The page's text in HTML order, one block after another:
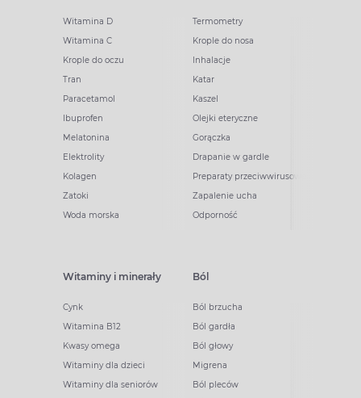
Witamina D
Witamina C
Krople do oczu
Tran
Paracetamol
Ibuprofen
Melatonina
Elektrolity
Kolagen
Zatoki
Woda morska
Termometry
Krople do nosa
Inhalacje
Katar
Kaszel
Olejki eteryczne
Gorączka
Drapanie w gardle
Preparaty przeciwwirusowe
Zapalenie ucha
Odporność
Witaminy i minerały
Cynk
Witamina B12
Kwasy omega
Witaminy dla dzieci
Witaminy dla seniorów
Ból
Ból brzucha
Ból gardła
Ból głowy
Migrena
Ból pleców